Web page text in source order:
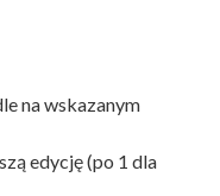
na wskazanym
edycję (po 1 dla